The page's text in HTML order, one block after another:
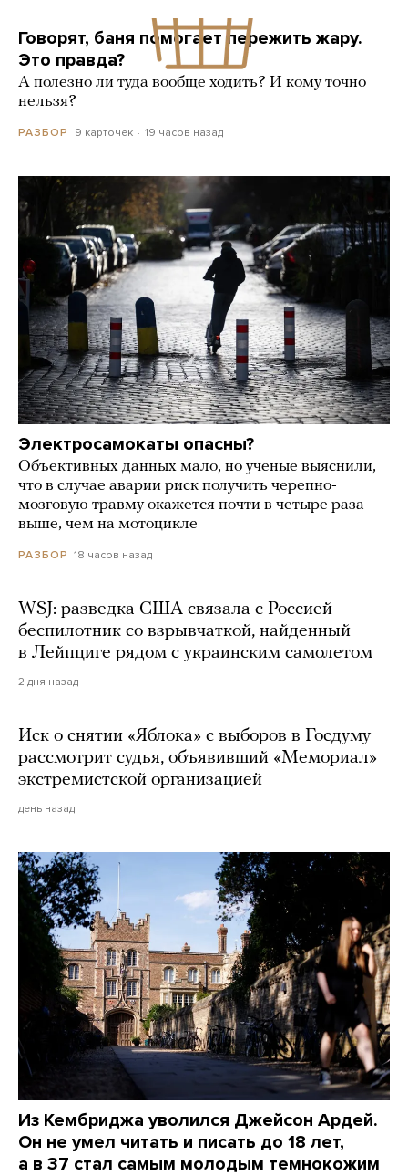
Говорят, баня помогает пережить жару.
Это правда?
А полезно ли туда вообще ходить? И кому точно
нельзя?
РАЗБОР 9 карточек 19 часов назад
Электросамокаты опасны?
Объективных данных мало, но ученые выяснили,
что в случае аварии риск получить черепно-
мозговую травму окажется почти в четыре раза
выше, чем на мотоцикле
РАЗБОР 18 часов назад
WSJ: разведка США связала с Россией
беспилотник со взрывчаткой, найденный
в Лейпциге рядом с украинским самолетом
2 дня назад
Иск о снятии «Яблока» с выборов в Госдуму
рассмотрит судья, объявивший «Мемориал»
экстремистской организацией
день назад
Из Кембриджа уволился Джейсон Ардей.
Он не умел читать и писать до 18 лет,
а в 37 стал самым молодым темнокожим